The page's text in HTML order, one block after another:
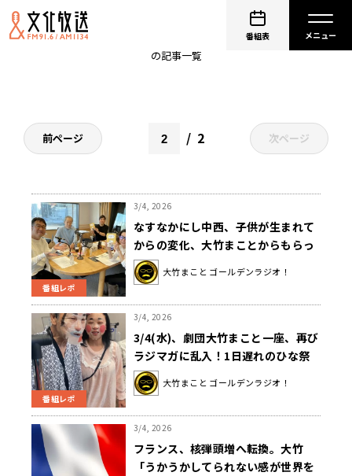
番組表
の記事一覧
前ページ 2 次ページ
番組レポ
3/4, 2026
なすなかにし中西、子供が生まれて
からの変化、大竹まことからもらっ
た言葉を語る
大竹まこと ゴールデンラジオ！
番組レポ
3/4, 2026
3/4(水)、劇団大竹まこと一座、再び
ラジマガに乱入！1日遅れのひな祭
り、いとうあさこさん、水谷加奈ア
ナと三人官女ならぬ三人患者で大騒
大竹まこと ゴールデンラジオ！
3/4, 2026
フランス、核弾頭増へ転換。大竹
「うかうかしてられない感が世界を